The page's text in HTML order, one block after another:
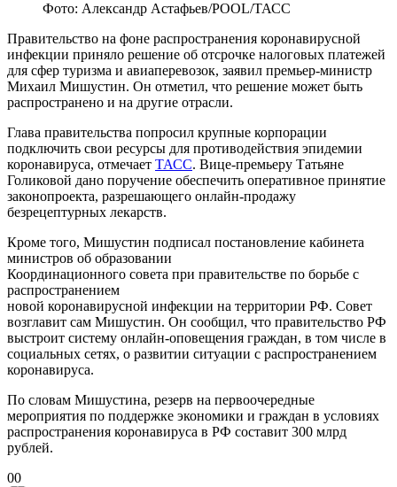
Фото: Александр Астафьев/POOL/ТАСС
Правительство на фоне распространения коронавирусной
инфекции приняло решение об отсрочке налоговых платежей
для сфер туризма и авиаперевозок, заявил премьер-министр
Михаил Мишустин. Он отметил, что решение может быть
распространено и на другие отрасли.
Глава правительства попросил крупные корпорации
подключить свои ресурсы для противодействия эпидемии
коронавируса, отмечает ТАСС. Вице-премьеру Татьяне
Голиковой дано поручение обеспечить оперативное принятие
законопроекта, разрешающего онлайн-продажу
безрецептурных лекарств.
Кроме того, Мишустин подписал постановление кабинета
министров об образовании
Координационного совета при правительстве по борьбе с
распространением
новой коронавирусной инфекции на территории РФ. Совет
возглавит сам Мишустин. Он сообщил, что правительство РФ
выстроит систему онлайн-оповещения граждан, в том числе в
социальных сетях, о развитии ситуации с распространением
коронавируса.
По словам Мишустина, резерв на первоочередные
мероприятия по поддержке экономики и граждан в условиях
распространения коронавируса в РФ составит 300 млрд
рублей.
00